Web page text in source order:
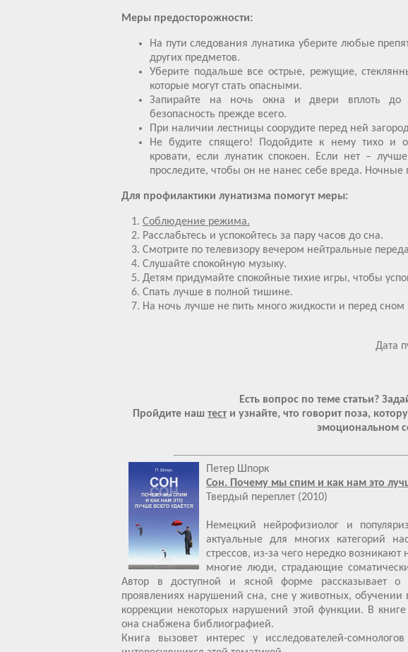
Меры предосторожности:
На пути следования лунатика уберите любые
других предметов.
Уберите подальше все острые, режущие,
которые могут стать опасными.
Запирайте на ночь окна и двери вплоть
безопасность прежде всего.
При наличии лестницы соорудите перед ней
Не будите спящего! Подойдите к нему тихо и
кровати, если лунатик спокоен. Если нет –
проследите, чтобы он не нанес себе вреда.
Для профилактики лунатизма помогут меры:
Соблюдение режима.
Расслабьтесь и успокойтесь за пару часов до сна.
Смотрите по телевизору вечером нейтральные
Слушайте спокойную музыку.
Детям придумайте спокойные тихие игры, чтобы
Спать лучше в полной тишине.
На ночь лучше не пить много жидкости и перед сном
Дата
Есть вопрос по теме статьи?
Пройдите наш тест и узнайте, что говорит поза,
эмоциональном
Петер Шпорк
Сон. Почему мы спим и как нам это
Твердый переплет (2010)
Немецкий нейрофизиолог и
актуальные для многих категорий
стрессов, из-за чего нередко
многие люди, страдающие
Автор в доступной и ясной форме рассказывает о
проявлениях нарушений сна, сне у животных, обучении
коррекции некоторых нарушений этой функции. В
она снабжена библиографией.
Книга вызовет интерес у исследователей-